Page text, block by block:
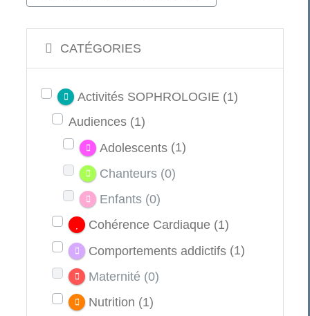
CATÉGORIES
Activités SOPHROLOGIE (1)
Audiences (1)
Adolescents (1)
Chanteurs (0)
Enfants (0)
Cohérence Cardiaque (1)
Comportements addictifs (1)
Maternité (0)
Nutrition (1)